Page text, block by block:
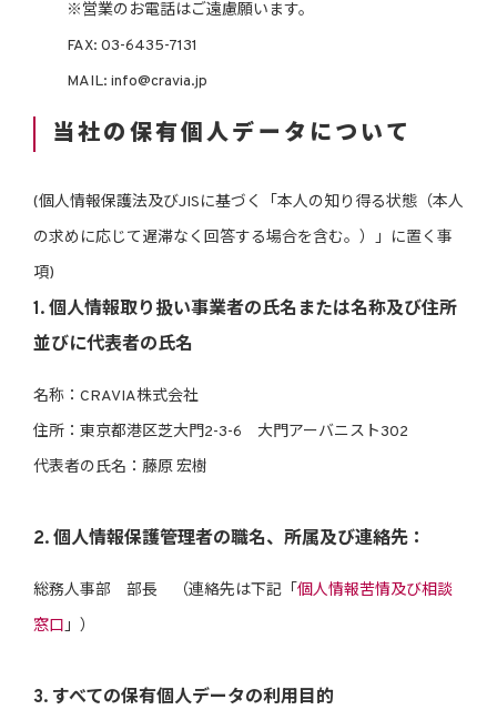
※営業のお電話はご遠慮願います。
FAX: 03-6435-7131
MAIL: info@cravia.jp
当社の保有個人データについて
(個人情報保護法及びJISに基づく「本人の知り得る状態（本人
の求めに応じて遅滞なく回答する場合を含む。）」に置く事
項)
1. 個人情報取り扱い事業者の氏名または名称及び住所
並びに代表者の氏名
名称：CRAVIA株式会社
住所：東京都港区芝大門2-3-6 大門アーバニスト302
代表者の氏名：藤原 宏樹
2. 個人情報保護管理者の職名、所属及び連絡先：
総務人事部 部長 （連絡先は下記「 個人情報苦情及び相談
窓口」）
3. すべての保有個人データの利用目的